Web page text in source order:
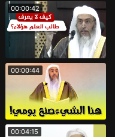
00:00:42
00:00:44
00:04:15